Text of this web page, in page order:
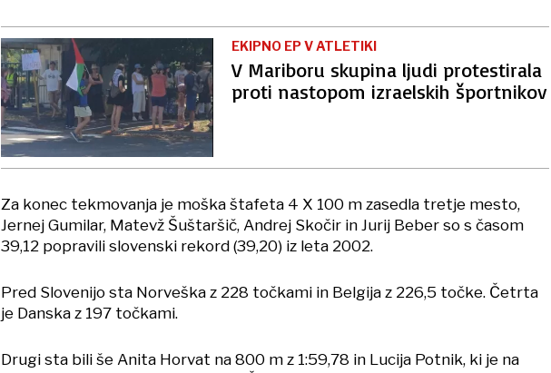
EKIPNO EP V ATLETIKI
V Mariboru skupina ljudi protestirala
proti nastopom izraelskih športnikov
Za konec tekmovanja je moška štafeta 4 X 100 m zasedla tretje mesto,
Jernej Gumilar, Matevž Šuštaršič, Andrej Skočir in Jurij Beber so s časom
39,12 popravili slovenski rekord (39,20) iz leta 2002.
Pred Slovenijo sta Norveška z 228 točkami in Belgija z 226,5 točke. Četrta
je Danska z 197 točkami.
Drugi sta bili še Anita Horvat na 800 m z 1:59,78 in Lucija Potnik, ki je na